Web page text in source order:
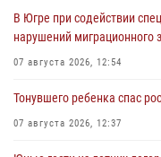
В Югре при содействии
нарушений миграционного
07 августа 2026, 12:54
Тонувшего ребенка спас
07 августа 2026, 12:37